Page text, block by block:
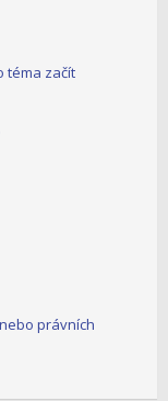
téma začít
právních